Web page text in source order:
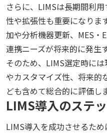
さらに、LIMSは長期間利
性や拡張性も重要になりま
加や分析機器更新、MES・
連携ニーズが将来的に発生
そのため、LIMS選定時に
やカスタマイズ性、将来的
ども含めて総合的に評価し
LIMS導入のステ
LIMS導入を成功させるた